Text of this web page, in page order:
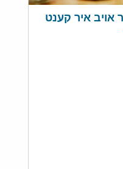
אויב איר קענט